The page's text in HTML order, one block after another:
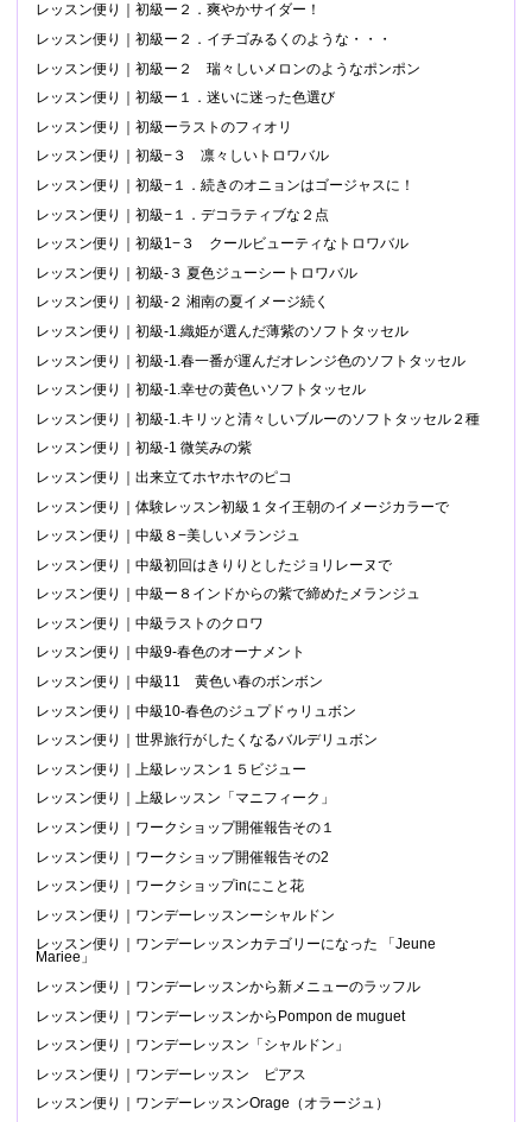
レッスン便り｜初級ー２．爽やかサイダー！
レッスン便り｜初級ー２．イチゴみるくのような・・・
レッスン便り｜初級ー２ 瑞々しいメロンのようなポンポン
レッスン便り｜初級ー１．迷いに迷った色選び
レッスン便り｜初級ーラストのフィオリ
レッスン便り｜初級−３ 凛々しいトロワバル
レッスン便り｜初級−１．続きのオニョンはゴージャスに！
レッスン便り｜初級−１．デコラティブな２点
レッスン便り｜初級1−３ クールビューティなトロワバル
レッスン便り｜初級-３ 夏色ジューシートロワバル
レッスン便り｜初級-２ 湘南の夏イメージ続く
レッスン便り｜初級-1.織姫が選んだ薄紫のソフトタッセル
レッスン便り｜初級-1.春一番が運んだオレンジ色のソフトタッセル
レッスン便り｜初級-1.幸せの黄色いソフトタッセル
レッスン便り｜初級-1.キリッと清々しいブルーのソフトタッセル２種
レッスン便り｜初級-1 微笑みの紫
レッスン便り｜出来立てホヤホヤのピコ
レッスン便り｜体験レッスン初級１タイ王朝のイメージカラーで
レッスン便り｜中級８−美しいメランジュ
レッスン便り｜中級初回はきりりとしたジョリレーヌで
レッスン便り｜中級ー８インドからの紫で締めたメランジュ
レッスン便り｜中級ラストのクロワ
レッスン便り｜中級9-春色のオーナメント
レッスン便り｜中級11 黄色い春のボンボン
レッスン便り｜中級10-春色のジュプドゥリュボン
レッスン便り｜世界旅行がしたくなるバルデリュボン
レッスン便り｜上級レッスン１５ビジュー
レッスン便り｜上級レッスン「マニフィーク」
レッスン便り｜ワークショップ開催報告その１
レッスン便り｜ワークショップ開催報告その2
レッスン便り｜ワークショップinにこと花
レッスン便り｜ワンデーレッスンーシャルドン
レッスン便り｜ワンデーレッスンカテゴリーになった 「Jeune
Mariee」
レッスン便り｜ワンデーレッスンから新メニューのラッフル
レッスン便り｜ワンデーレッスンからPompon de muguet
レッスン便り｜ワンデーレッスン「シャルドン」
レッスン便り｜ワンデーレッスン ピアス
レッスン便り｜ワンデーレッスンOrage（オラージュ）